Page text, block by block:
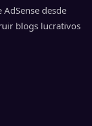
desde
blogs lucrativos